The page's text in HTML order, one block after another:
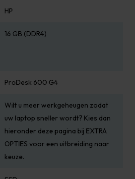
HP
16 GB (DDR4)
ProDesk 600 G4
Wilt u meer werkgeheugen zodat
uw laptop sneller wordt? Kies dan
hieronder deze pagina bij EXTRA
OPTIES voor een uitbreiding naar
keuze.